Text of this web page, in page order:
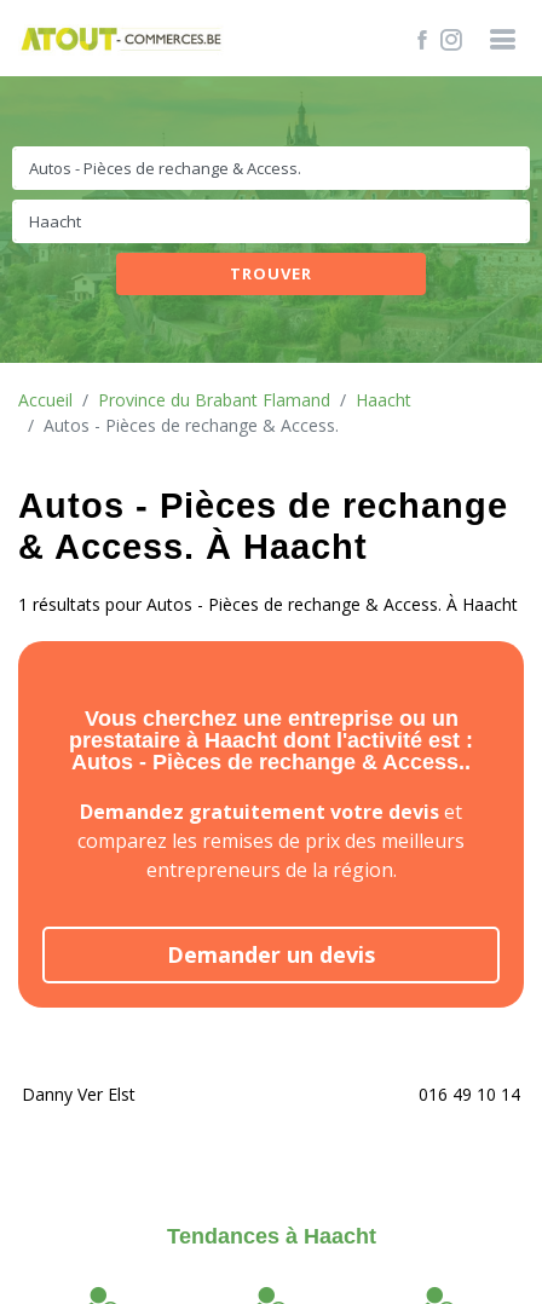
TROUVER
Accueil Province du Brabant Flamand
Haacht
Autos - Pièces de rechange & Access.
Autos - Pièces de rechange
& Access. À Haacht
1 résultats pour Autos - Pièces de rechange & Access. À Haacht
Vous cherchez une entreprise ou un
prestataire à Haacht dont l'activité est :
Autos - Pièces de rechange & Access..
Demandez gratuitement votre deviset
comparez les remises de prix des meilleurs
entrepreneurs de la région.
Demander un devis
Danny Ver Elst 016 49 10 14
Tendances à Haacht